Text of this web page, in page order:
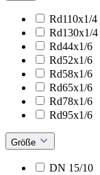
Rd110x1/4
Rd130x1/4
Rd44x1/6
Rd52x1/6
Rd58x1/6
Rd65x1/6
Rd78x1/6
Rd95x1/6
Größe
DN 15/10